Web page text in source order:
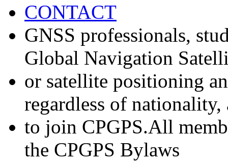
CONTACT
GNSS professionals,
Global Navigation
or satellite positioning
regardless of nationality,
to join CPGPS.All
the CPGPS Bylaws